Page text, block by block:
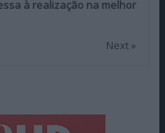
à realização na melhor
Next »